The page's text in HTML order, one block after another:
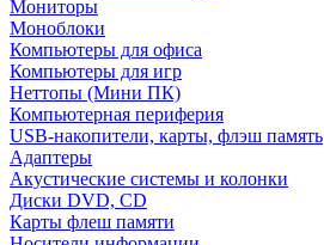
Мониторы
Моноблоки
Компьютеры для офиса
Компьютеры для игр
Неттопы (Мини ПК)
Компьютерная периферия
USB-накопители, карты, флэш память
Адаптеры
Акустические системы и колонки
Диски DVD, CD
Карты флеш памяти